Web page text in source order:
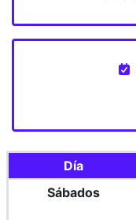
Día
Sábados